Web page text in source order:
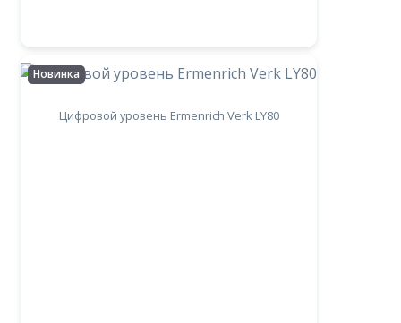
Новинка
Цифровой уровень Ermenrich Verk LY80